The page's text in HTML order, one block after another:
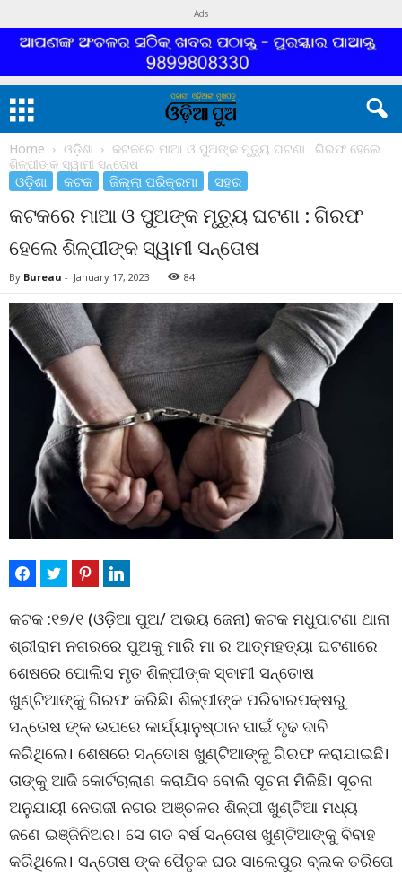
Ads
Home ଓଡ଼ିଶା
କଟକରେ ମାଆ ଓ ପୁଅଙ୍କ ମୃତ୍ୟୁ ଘଟଣା : ଗିରଫ ହେଲେ
ଶିଳ୍ପୀଙ୍କ ସ୍ୱାମୀ ସନ୍ତୋଷ
ଓଡ଼ିଶା କଟକ ଜିଲ୍ଲା ପରିକ୍ରମା ସହର
କଟକରେ ମାଆ ଓ ପୁଅଙ୍କ ମୃତ୍ୟୁ ଘଟଣା : ଗିରଫ
ହେଲେ ଶିଳ୍ପୀଙ୍କ ସ୍ୱାମୀ ସନ୍ତୋଷ
By Bureau - January 17, 2023 84
କଟକ :୧୭/୧ (ଓଡ଼ିଆ ପୁଅ/ ଅଭୟ ଜେନା) କଟକ ମଧୁପାଟଣା ଥାନା
ଶ୍ରୀରାମ ନଗରରେ ପୁଅକୁ ମାରି ମା ର ଆତ୍ମହତ୍ୟା ଘଟଣାରେ
ଶେଷରେ ପୋଲିସ ମୃତ ଶିଳ୍ପୀଙ୍କ ସ୍ବାମୀ ସନ୍ତ‌ୋଷ
ଖୁଣ୍ଟିଆଙ୍କୁ ଗିରଫ କରିଛି। ଶିଳ୍ପୀଙ୍କ ପରିବାରପକ୍ଷରୁ
ସନ୍ତୋଷ ଙ୍କ ଉପରେ କାର୍ଯ୍ୟାନୁଷ୍ଠାନ ପାଇଁ ଦୃଢ ଦାବି
କରିଥିଲେ। ଶେଷରେ ସନ୍ତ‌ୋଷ ଖୁଣ୍ଟିଆଙ୍କୁ ଗିରଫ କରାଯାଇଛି।
ତାଙ୍କୁ ଆଜି କୋର୍ଟଚାଲାଣ କରାଯିବ ବୋଲି ସୂଚନା ମିଳିଛି। ସୂଚନା
ଅନୁଯାୟୀ ନେତାଜୀ ନଗର ଅଞ୍ଚଳର ଶିଳ୍ପୀ ଖୁଣ୍ଟିଆ ମଧ୍ୟ
ଜଣେ ଇଞ୍ଜିନିଅର। ସେ ଗତ ବର୍ଷ ସନ୍ତୋଷ ଖୁଣ୍ଟିଆଙ୍କୁ ବିବାହ
କରିଥିଲେ। ସନ୍ତୋଷ ଙ୍କ ପୈତୃକ ଘର ସାଲେପୁର ବ୍ଲକ ତରିତୋ